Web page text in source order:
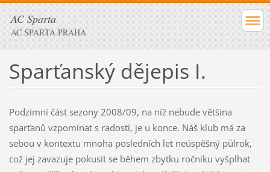
AC Sparta
AC SPARTA PRAHA
Sparťanský dějepis I.
Podzimní část sezony 2008/09, na níž nebude většina
sparťanů vzpomínat s radostí, je u konce. Náš klub má za
sebou v kontextu mnoha posledních let neúspěšný půlrok,
což jej zavazuje pokusit se během zbytku ročníku vyšplhat